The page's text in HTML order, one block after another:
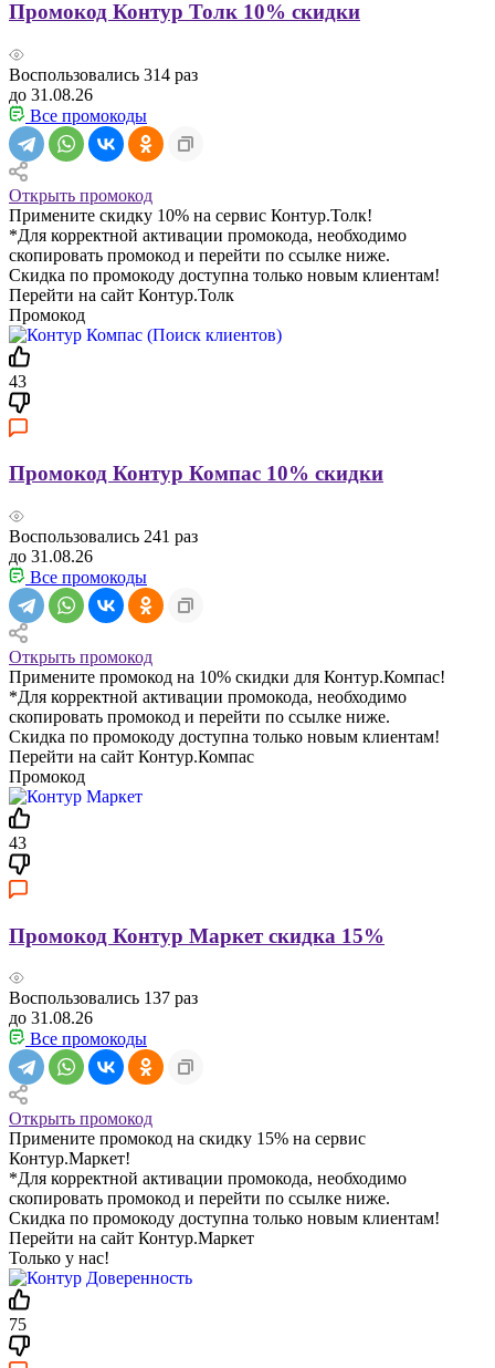
Промокод Контур Толк 10% скидки
Воспользовались 314 раз
до 31.08.26
Все промокоды
Открыть промокод
Примените скидку 10% на сервис Контур.Толк!
*Для корректной активации промокода, необходимо
скопировать промокод и перейти по ссылке ниже.
Скидка по промокоду доступна только новым клиентам!
Перейти на сайт Контур.Толк
Промокод
43
Промокод Контур Компас 10% скидки
Воспользовались 241 раз
до 31.08.26
Все промокоды
Открыть промокод
Примените промокод на 10% скидки для Контур.Компас!
*Для корректной активации промокода, необходимо
скопировать промокод и перейти по ссылке ниже.
Скидка по промокоду доступна только новым клиентам!
Перейти на сайт Контур.Компас
Промокод
43
Промокод Контур Маркет скидка 15%
Воспользовались 137 раз
до 31.08.26
Все промокоды
Открыть промокод
Примените промокод на скидку 15% на сервис
Контур.Маркет!
*Для корректной активации промокода, необходимо
скопировать промокод и перейти по ссылке ниже.
Скидка по промокоду доступна только новым клиентам!
Перейти на сайт Контур.Маркет
Только у нас!
75